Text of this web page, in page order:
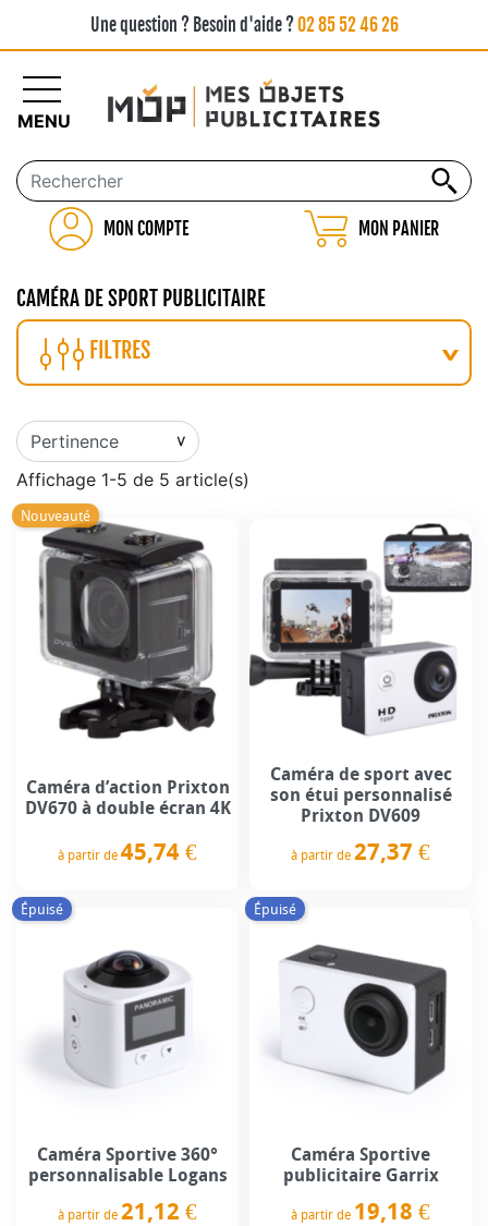
Une question ? Besoin d'aide ?02 85 52 46 26
MON COMPTE MON PANIER
MENU
CAMÉRA DE SPORT PUBLICITAIRE
FILTRES
Affichage 1-5 de 5 article(s)
Nouveauté
Caméra d’action Prixton
DV670 à double écran 4K
à partir de 45,74 €
Caméra de sport avec
son étui personnalisé
Prixton DV609
à partir de 27,37 €
Épuisé
Caméra Sportive 360°
personnalisable Logans
à partir de 21,12 €
Épuisé
Caméra Sportive
publicitaire Garrix
à partir de 19,18 €